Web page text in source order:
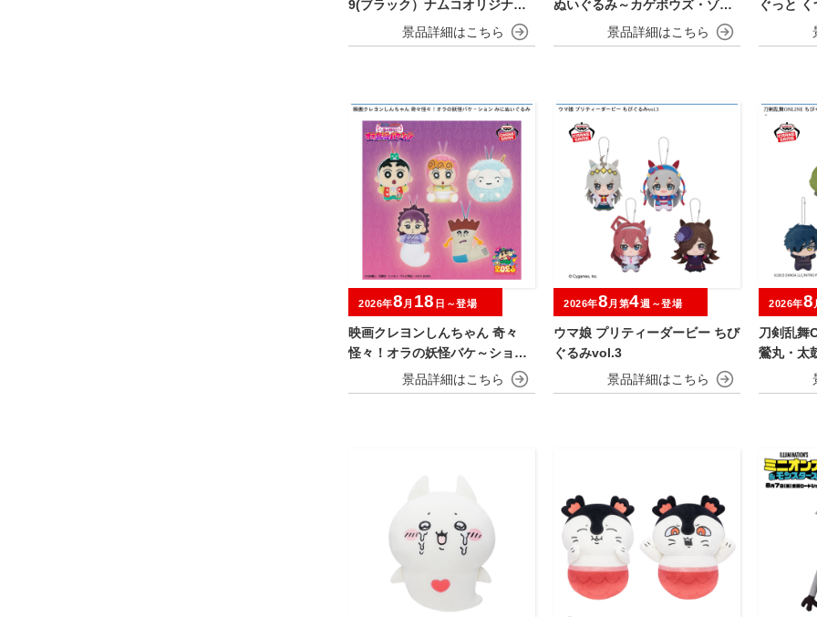
9(ブラック）ナムコオリジナル
ぬいぐるみ～カゲボウズ・ゾロ
ぐっと
み～ヤド
映画クレヨンしんちゃん 奇々
怪々！オラの妖怪バケ～ション
みにぬいぐるみ
2026年8 月 18 日～登場
ウマ娘 プリティーダービー ちび
ぐるみvol.3
2026年8 月第4週～登場
刀剣乱舞
鶯丸・太
忠・髭切
2026年8